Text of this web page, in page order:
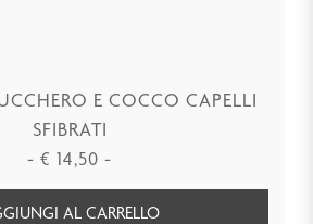
E COCCO CAPELLI
SFIBRATI
- € 14,50 -
AL CARRELLO